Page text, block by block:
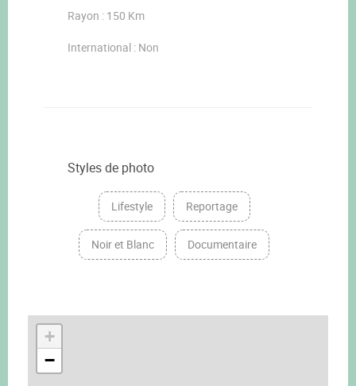
Rayon : 150 Km
International : Non
Styles de photo
Lifestyle Reportage
Noir et Blanc Documentaire
+
−